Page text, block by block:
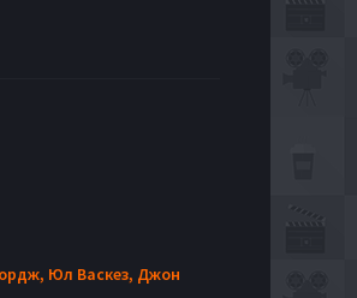
Юл Васкез, Джон